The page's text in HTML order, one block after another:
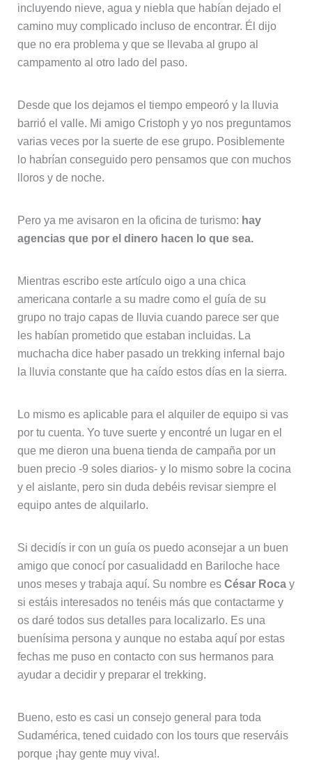
incluyendo nieve, agua y niebla que habían dejado el
camino muy complicado incluso de encontrar. Él dijo
que no era problema y que se llevaba al grupo al
campamento al otro lado del paso.
Desde que los dejamos el tiempo empeoró y la lluvia
barrió el valle. Mi amigo Cristoph y yo nos preguntamos
varias veces por la suerte de ese grupo. Posiblemente
lo habrían conseguido pero pensamos que con muchos
lloros y de noche.
Pero ya me avisaron en la oficina de turismo: hay
agencias que por el dinero hacen lo que sea.
Mientras escribo este artículo oigo a una chica
americana contarle a su madre como el guía de su
grupo no trajo capas de lluvia cuando parece ser que
les habían prometido que estaban incluidas. La
muchacha dice haber pasado un trekking infernal bajo
la lluvia constante que ha caído estos días en la sierra.
Lo mismo es aplicable para el alquiler de equipo si vas
por tu cuenta. Yo tuve suerte y encontré un lugar en el
que me dieron una buena tienda de campaña por un
buen precio -9 soles diarios- y lo mismo sobre la cocina
y el aislante, pero sin duda debéis revisar siempre el
equipo antes de alquilarlo.
Si decidís ir con un guía os puedo aconsejar a un buen
amigo que conocí por casualidadd en Bariloche hace
unos meses y trabaja aquí. Su nombre es César Roca y
si estáis interesados no tenéis más que contactarme y
os daré todos sus detalles para localizarlo. Es una
buenísima persona y aunque no estaba aquí por estas
fechas me puso en contacto con sus hermanos para
ayudar a decidir y preparar el trekking.
Bueno, esto es casi un consejo general para toda
Sudamérica, tened cuidado con los tours que reserváis
porque ¡hay gente muy viva!.